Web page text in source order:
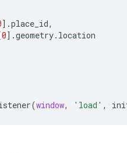
].place_id,
0].geometry. location
(window, 'load' ,